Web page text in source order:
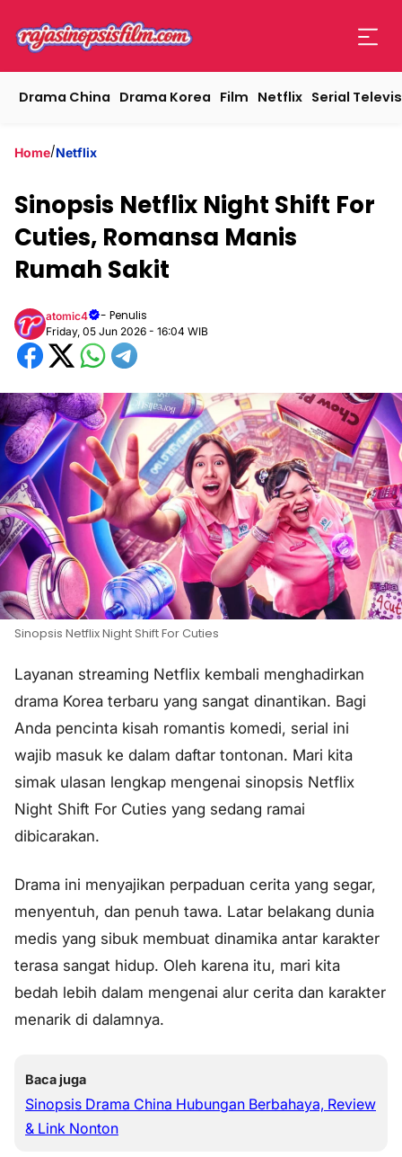
Drama China Drama Korea Film Netflix Serial
Home/Netflix
Sinopsis Netflix Night Shift For
Cuties, Romansa Manis
Rumah Sakit
atomic4 - Penulis
Friday, 05 Jun 2026 - 16:04 WIB
Sinopsis Netflix Night Shift For Cuties
Layanan streaming Netflix kembali menghadirkan
drama Korea terbaru yang sangat dinantikan. Bagi
Anda pencinta kisah romantis komedi, serial ini
wajib masuk ke dalam daftar tontonan. Mari kita
simak ulasan lengkap mengenai sinopsis Netflix
Night Shift For Cuties yang sedang ramai
dibicarakan.
Drama ini menyajikan perpaduan cerita yang segar,
menyentuh, dan penuh tawa. Latar belakang dunia
medis yang sibuk membuat dinamika antar karakter
terasa sangat hidup. Oleh karena itu, mari kita
bedah lebih dalam mengenai alur cerita dan karakter
menarik di dalamnya.
Baca juga
Sinopsis Drama China Hubungan Berbahaya, Review
& Link Nonton